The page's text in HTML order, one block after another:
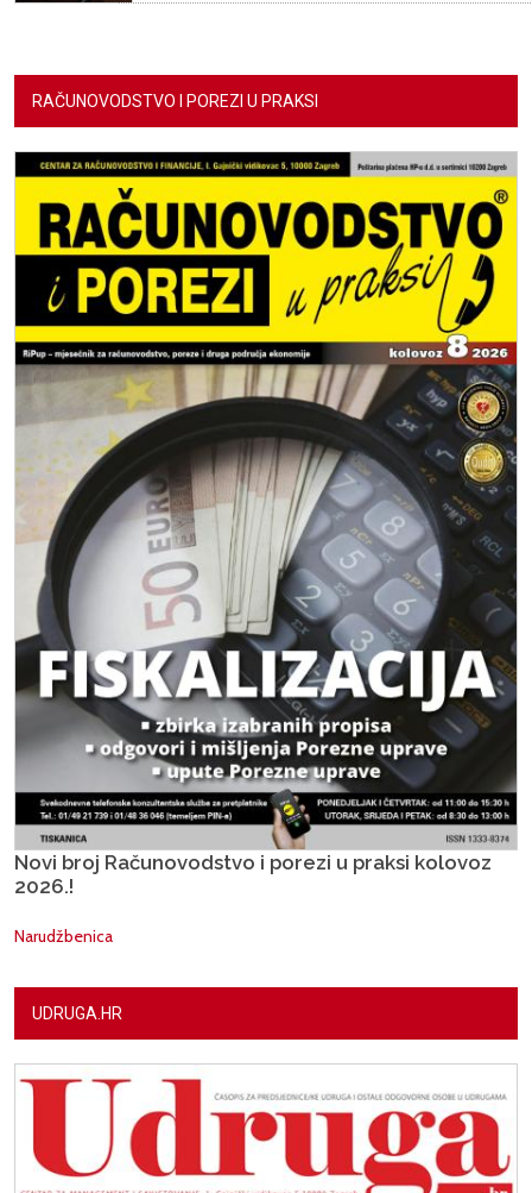
RAČUNOVODSTVO I POREZI U PRAKSI
Novi broj Računovodstvo i porezi u praksi kolovoz
2026.!
Narudžbenica
UDRUGA.HR